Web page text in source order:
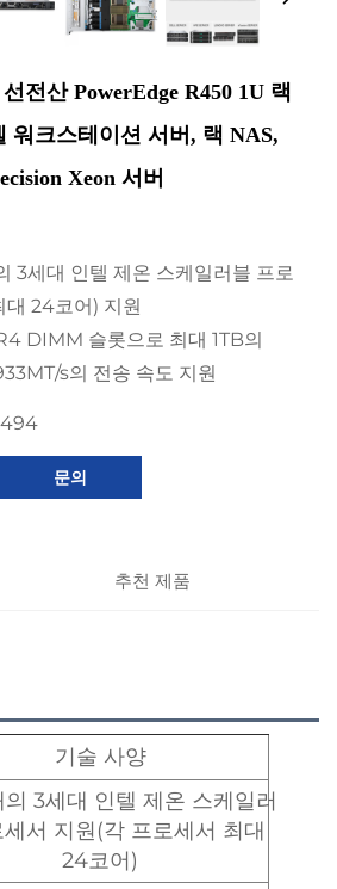
전산 PowerEdge R450 1U 랙
워크스테이션 서버, 랙 NAS,
Xeon 서버
3세대 인텔 제온 스케일러블 프로
대 24코어) 지원
DIMM 슬롯으로 최대 1TB의
s의 전송 속도 지원
문의
추천 제품
기술 사양
3세대 인텔 제온 스케일러
서 지원(각 프로세서 최대
24코어)